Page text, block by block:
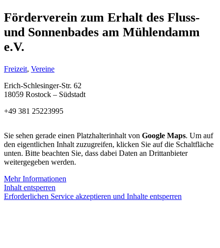
Förderverein zum Erhalt des Fluss-
und Sonnenbades am Mühlendamm
e.V.
Freizeit, Vereine
Erich-Schlesinger-Str. 62
18059 Rostock – Südstadt
+49 381 25223995
Sie sehen gerade einen Platzhalterinhalt von Google Maps. Um auf
den eigentlichen Inhalt zuzugreifen, klicken Sie auf die Schaltfläche
unten. Bitte beachten Sie, dass dabei Daten an Drittanbieter
weitergegeben werden.
Mehr Informationen
Inhalt entsperren
Erforderlichen Service akzeptieren und Inhalte entsperren